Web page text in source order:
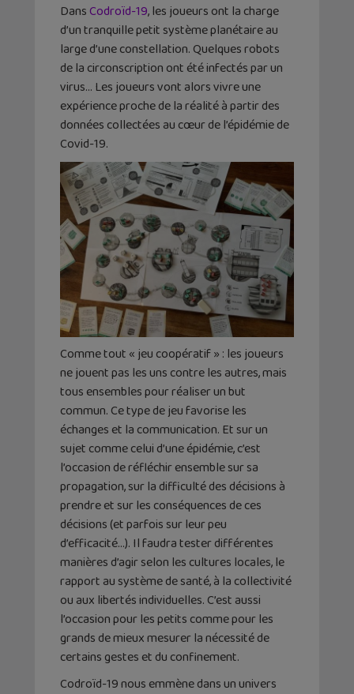
DansCodroïd-19, les joueurs ont la charge
d’un tranquille petit système planétaire au
large d’une constellation. Quelques robots
de la circonscription ont été infectés par un
virus… Les joueurs vont alors vivre une
expérience proche de la réalité à partir des
données collectées au cœur de l’épidémie de
Covid-19.
Comme tout « jeu coopératif » : les joueurs
ne jouent pas les uns contre les autres, mais
tous ensembles pour réaliser un but
commun. Ce type de jeu favorise les
échanges et la communication. Et sur un
sujet comme celui d’une épidémie, c’est
l’occasion de réfléchir ensemble sur sa
propagation, sur la difficulté des décisions à
prendre et sur les conséquences de ces
décisions (et parfois sur leur peu
d’efficacité…). Il faudra tester différentes
manières d’agir selon les cultures locales, le
rapport au système de santé, à la collectivité
ou aux libertés individuelles. C’est aussi
l’occasion pour les petits comme pour les
grands de mieux mesurer la nécessité de
certains gestes et du confinement.
Codroïd-19 nous emmène dans un univers